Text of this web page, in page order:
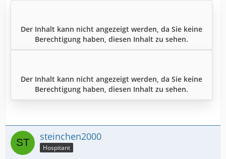
Der Inhalt kann nicht angezeigt werden, da Sie keine
Berechtigung haben, diesen Inhalt zu sehen.
Der Inhalt kann nicht angezeigt werden, da Sie keine
Berechtigung haben, diesen Inhalt zu sehen.
steinchen2000
Hospitant